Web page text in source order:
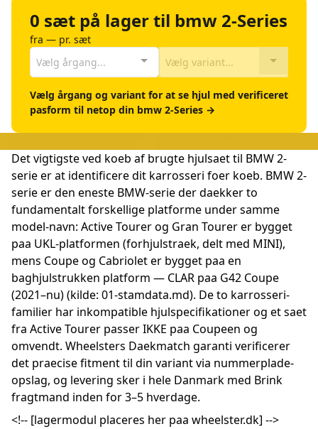
0 sæt på lager til bmw 2-Series
fra — pr. sæt
Vælg årgang...
Vælg variant...
Vælg årgang og variant for at se hjul med verificeret
pasform til netop din bmw 2-Series →
Det vigtigste ved koeb af brugte hjulsaet til BMW 2-
serie er at identificere dit karrosseri foer koeb. BMW 2-
serie er den eneste BMW-serie der daekker to
fundamentalt forskellige platforme under samme
model-navn: Active Tourer og Gran Tourer er bygget
paa UKL-platformen (forhjulstraek, delt med MINI),
mens Coupe og Cabriolet er bygget paa en
baghjulstrukken platform — CLAR paa G42 Coupe
(2021–nu) (kilde: 01-stamdata.md). De to karrosseri-
familier har inkompatible hjulspecifikationer og et saet
fra Active Tourer passer IKKE paa Coupeen og
omvendt. Wheelsters Daekmatch garanti verificerer
det praecise fitment til din variant via nummerplade-
opslag, og levering sker i hele Danmark med Brink
fragtmand inden for 3–5 hverdage.
<!-- [lagermodul placeres her paa wheelster.dk] -->